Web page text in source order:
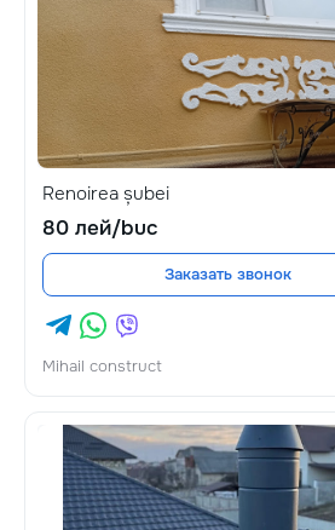
Renoirea șubei
80 лей/buc
Заказать звонок
Mihail construct